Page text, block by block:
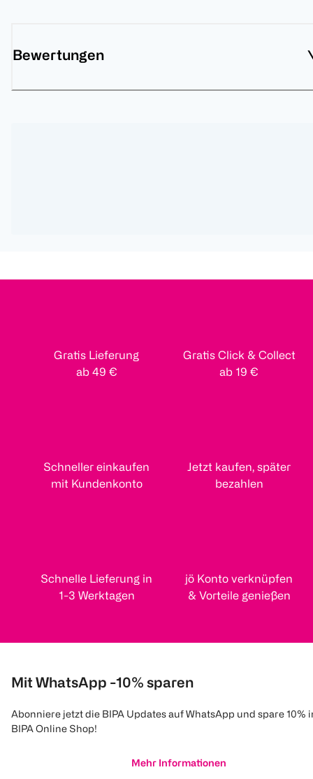
Bewertungen
Gratis Lieferung
ab 49 €
Gratis Click & Collect
ab 19 €
Schneller einkaufen
mit Kundenkonto
Jetzt kaufen, später
bezahlen
Schnelle Lieferung in
1-3 Werktagen
jö Konto verknüpfen
& Vorteile genießen
Mit WhatsApp -10% sparen
Abonniere jetzt die BIPA Updates auf WhatsApp und spare 10%
BIPA Online Shop!
Mehr Informationen